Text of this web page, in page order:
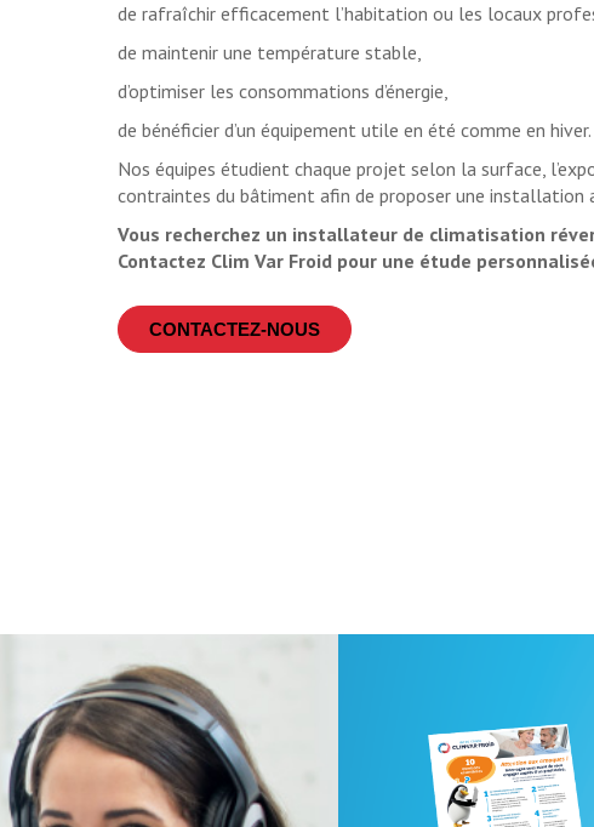
de rafraîchir efficacement l’habitation ou les locaux
de maintenir une température stable,
d’optimiser les consommations d’énergie,
de bénéficier d’un équipement utile en été comme en hiver.
Nos équipes étudient chaque projet selon la surface,
contraintes du bâtiment afin de proposer une installation
Vous recherchez un installateur de climatisation
Contactez Clim Var Froid pour une étude
CONTACTEZ-NOUS